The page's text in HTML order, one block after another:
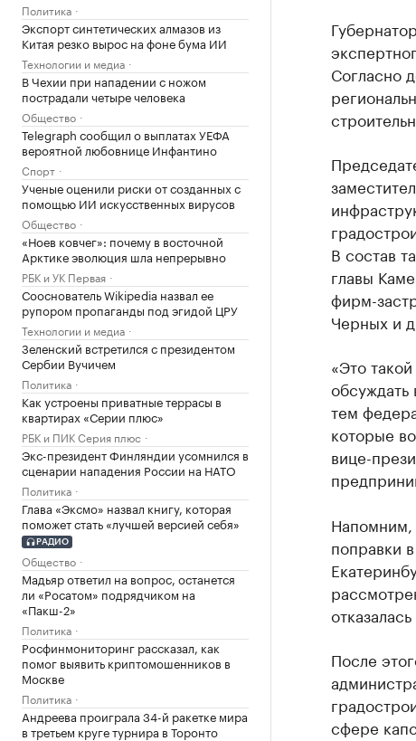
Политика
Экспорт синтетических алмазов из
Китая резко вырос на фоне бума ИИ
Технологии и медиа
В Чехии при нападении с ножом
пострадали четыре человека
Общество
Telegraph сообщил о выплатах УЕФА
вероятной любовнице Инфантино
Спорт
Ученые оценили риски от созданных с
помощью ИИ искусственных вирусов
Общество
«Ноев ковчег»: почему в восточной
Арктике эволюция шла непрерывно
РБК и УК Первая
Сооснователь Wikipedia назвал ее
рупором пропаганды под эгидой ЦРУ
Технологии и медиа
Зеленский встретился с президентом
Сербии Вучичем
Политика
Как устроены приватные террасы в
квартирах «Серии плюс»
РБК и ПИК Серия плюс
Экс-президент Финляндии усомнился в
сценарии нападения России на НАТО
Политика
Глава «Эксмо» назвал книгу, которая
поможет стать «лучшей версией себя»
РАДИО
Общество
Мадьяр ответил на вопрос, останется
ли «Росатом» подрядчиком на
«Пакш-2»
Политика
Росфинмониторинг рассказал, как
помог выявить криптомошенников в
Москве
Политика
Андреева проиграла 34-й ракетке мира
в третьем круге турнира в Торонто
Согласно
В состав
главы
фирм-
Черных и
«Это
тем
которые
вице-
Напомним,
поправки
После
сфере